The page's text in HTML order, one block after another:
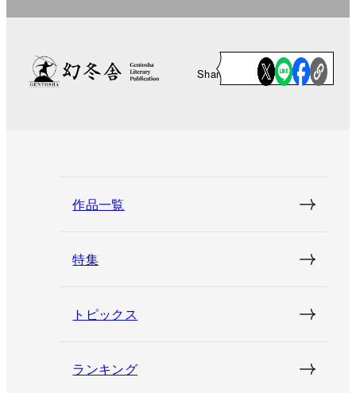
Share
作品一覧
特集
トピックス
ランキング